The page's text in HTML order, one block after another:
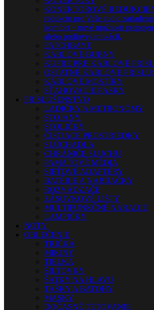
KONEKTOROVÉ REDUKCIE
redukciu pre Vaše audio
komfort + nové možnosti
alebo pódiovej aplikácii.
PATCHBAYE
KÁBLOVÉ BUBNY
KUFRE PRE KÁBLOVÉ
OSTATNÉ KÁBLOVÉ
KÁBLOVÉ MOSTÍKY
SŤAHOVACIE PÁSKY
PRÍSLUŠENSTVO
LADIČKY A METRONÓMY
STOJANY
STOLIČKY
ČISTIACE PROSTRIEDKY
SLÚCHADLÁ
CHRÁNIČE SLUCHU
PAMÄŤOVÉ MÉDIÁ
SIEŤOVÉ ADAPTÉRY
BATÉRIE A NABÍJAČKY
ROZVÁDZAČE
ZÁSUVKOVÉ LIŠTY
MULTIFUNKČNÉ NÁRADIE
LAMPIČKY
NOTY
OBLEČENIE
TRIČKÁ
MIKINY
TIELKA
ŠILTOVKY
ŠATKY NA HLAVU
TAŠKY A BATOHY
MASKY
DOČASNÉ TETOVANIE